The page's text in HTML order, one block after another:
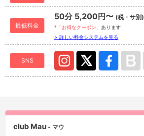
最低料金
50分 5,200円〜 (税・サ別)
*「お得なクーポン」 あります
> 詳しい料金システムを見る
SNS
club Mau - マウ